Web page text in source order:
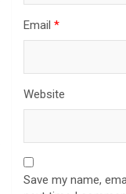
Email *
Website
Save my name,